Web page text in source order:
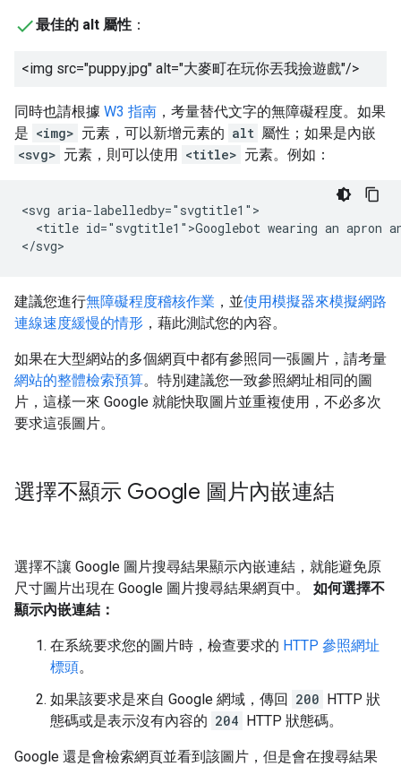
最佳的 alt 屬性 ：
<img src="puppy.jpg" alt="大麥町在玩你丟我撿遊戲"/>
同時也請根據 W3 指南 ，考量替代文字的無障礙程度。如果
是 <img> 元素，可以新增元素的 alt 屬性；如果是內嵌
<svg> 元素，則可以使用 <title> 元素。例如：
<svg aria-labelledby="svgtitle1">
<title id="svgtitle1">Googlebot wearing an apron
</svg>
建議您進行無障礙程度稽核作業 ，並使用模擬器來模擬網路
連線速度緩慢的情形 ，藉此測試您的內容。
如果在大型網站的多個網頁中都有參照同一張圖片，請考量
網站的整體檢索預算。特別建議您一致參照網址相同的圖
片，這樣一來 Google 就能快取圖片並重複使用，不必多次
要求這張圖片。
選擇不顯示 Google 圖片內嵌連結
選擇不讓 Google 圖片搜尋結果顯示內嵌連結，就能避免原
尺寸圖片出現在 Google 圖片搜尋結果網頁中。 如何選擇不
顯示內嵌連結：
在系統要求您的圖片時，檢查要求的 HTTP 參照網址
標頭。
如果該要求是來自 Google 網域，傳回 200 HTTP 狀
態碼或是表示沒有內容的 204 HTTP 狀態碼。
Google 還是會檢索網頁並看到該圖片，但是會在搜尋結果